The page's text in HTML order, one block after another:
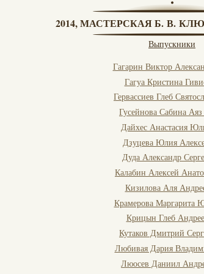
2014, МАСТЕРСКАЯ Б. В.
Выпускники
Гагарин Виктор
Гагуа Кристина
Гервассиев Глеб
Гусейнова Сабина
Дайхес Анастасия
Дзуцева Юлия
Дуда Александр
Калабин Алексей
Кизилова Аля
Крамерова Маргарита
Крицын Глеб
Кутаков Дмитрий
Любивая Дария
Люосев Даниил